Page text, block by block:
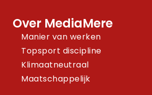
Over MediaMere
Manier van werken
Topsport discipline
Klimaatneutraal
Maatschappelijk